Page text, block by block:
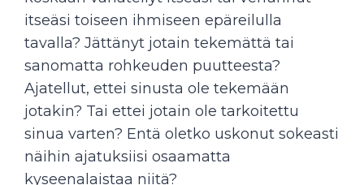
itseäsi toiseen ihmiseen epäreilulla
tavalla? Jättänyt jotain tekemättä tai
sanomatta rohkeuden puutteesta?
Ajatellut, ettei sinusta ole tekemään
jotakin? Tai ettei jotain ole tarkoitettu
sinua varten? Entä oletko uskonut sokeasti
näihin ajatuksiisi osaamatta
kyseenalaistaa niitä?